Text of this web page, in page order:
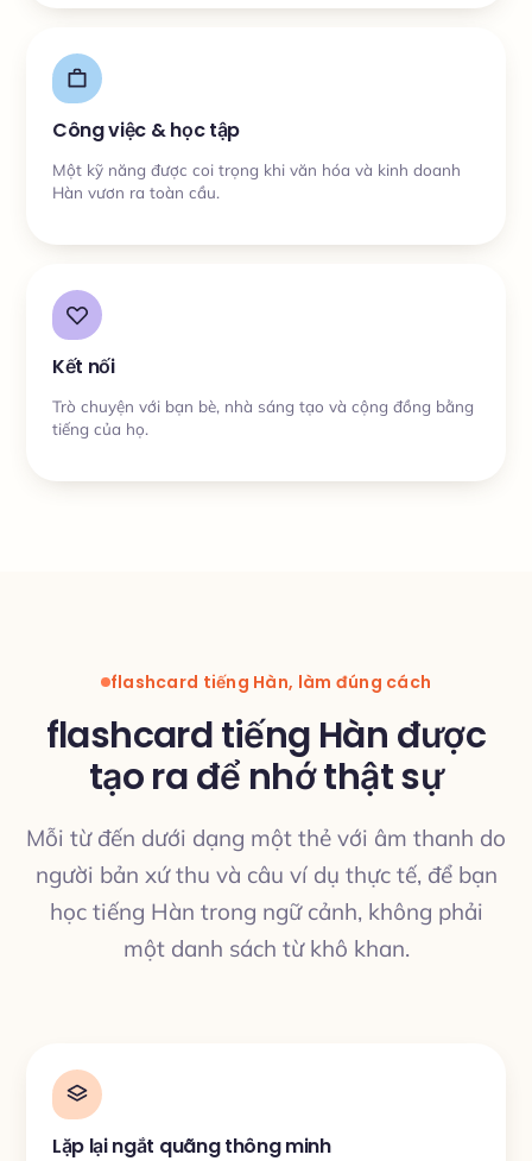
Công việc & học tập
Một kỹ năng được coi trọng khi văn hóa và kinh doanh
Hàn vươn ra toàn cầu.
Kết nối
Trò chuyện với bạn bè, nhà sáng tạo và cộng đồng bằng
tiếng của họ.
flashcard tiếng Hàn, làm đúng cách
flashcard tiếng Hàn được
tạo ra để nhớ thật sự
Mỗi từ đến dưới dạng một thẻ với âm thanh do
người bản xứ thu và câu ví dụ thực tế, để bạn
học tiếng Hàn trong ngữ cảnh, không phải
một danh sách từ khô khan.
Lặp lại ngắt quãng thông minh